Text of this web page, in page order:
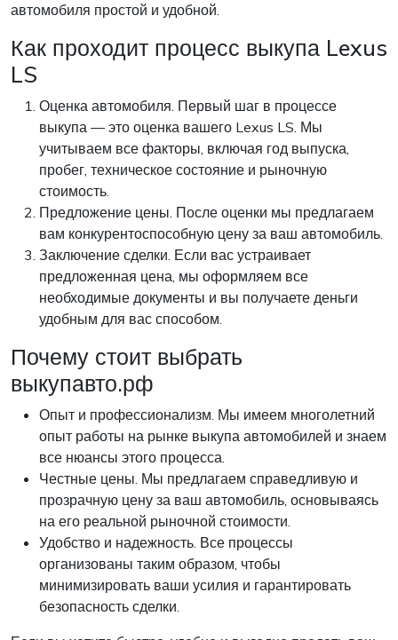
автомобиля простой и удобной.
Как проходит процесс выкупа Lexus
LS
Оценка автомобиля. Первый шаг в процессе
выкупа — это оценка вашего Lexus LS. Мы
учитываем все факторы, включая год выпуска,
пробег, техническое состояние и рыночную
стоимость.
Предложение цены. После оценки мы предлагаем
вам конкурентоспособную цену за ваш автомобиль.
Заключение сделки. Если вас устраивает
предложенная цена, мы оформляем все
необходимые документы и вы получаете деньги
удобным для вас способом.
Почему стоит выбрать
выкупавто.рф
Опыт и профессионализм. Мы имеем многолетний
опыт работы на рынке выкупа автомобилей и знаем
все нюансы этого процесса.
Честные цены. Мы предлагаем справедливую и
прозрачную цену за ваш автомобиль, основываясь
на его реальной рыночной стоимости.
Удобство и надежность. Все процессы
организованы таким образом, чтобы
минимизировать ваши усилия и гарантировать
безопасность сделки.